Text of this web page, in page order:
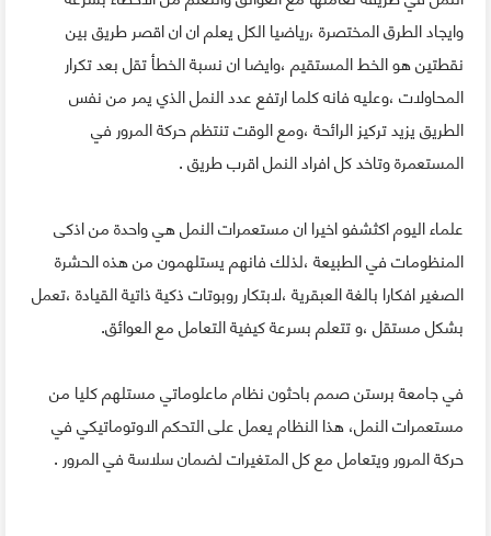
وايجاد الطرق المختصرة ،رياضيا الكل يعلم ان ان اقصر طريق بين
نقطتين هو الخط المستقيم ،وايضا ان نسبة الخطأ تقل بعد تكرار
المحاولات ،وعليه فانه كلما ارتفع عدد النمل الذي يمر من نفس
الطريق يزيد تركيز الرائحة ،ومع الوقت تنتظم حركة المرور في
المستعمرة وتاخد كل افراد النمل اقرب طريق .
علماء اليوم اكثشفو اخيرا ان مستعمرات النمل هي واحدة من اذكى
المنظومات في الطبيعة ،لذلك فانهم يستلهمون من هذه الحشرة
الصغير افكارا بالغة العبقرية ،لابتكار روبوتات ذكية ذاتية القيادة ،تعمل
بشكل مستقل ،و تتعلم بسرعة كيفية التعامل مع العوائق.
في جامعة برستن صمم باحثون نظام ماعلوماتي مستلهم كليا من
مستعمرات النمل، هذا النظام يعمل على التحكم الاوتوماتيكي في
حركة المرور ويتعامل مع كل المتغيرات لضمان سلاسة في المرور .